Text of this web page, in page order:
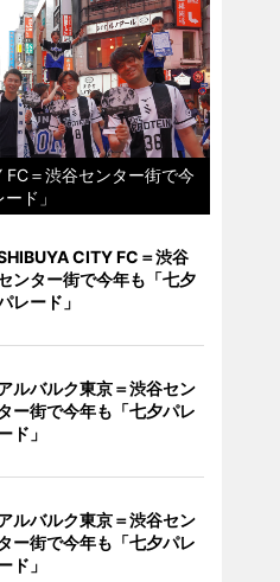
FC＝渋谷センター街で今
ド」
CITY FC＝渋谷
ンター街で今年も「七夕
レード」
ルバルク東京＝渋谷セン
ー街で今年も「七夕パレ
ド」
ルバルク東京＝渋谷セン
ー街で今年も「七夕パレ
ド」